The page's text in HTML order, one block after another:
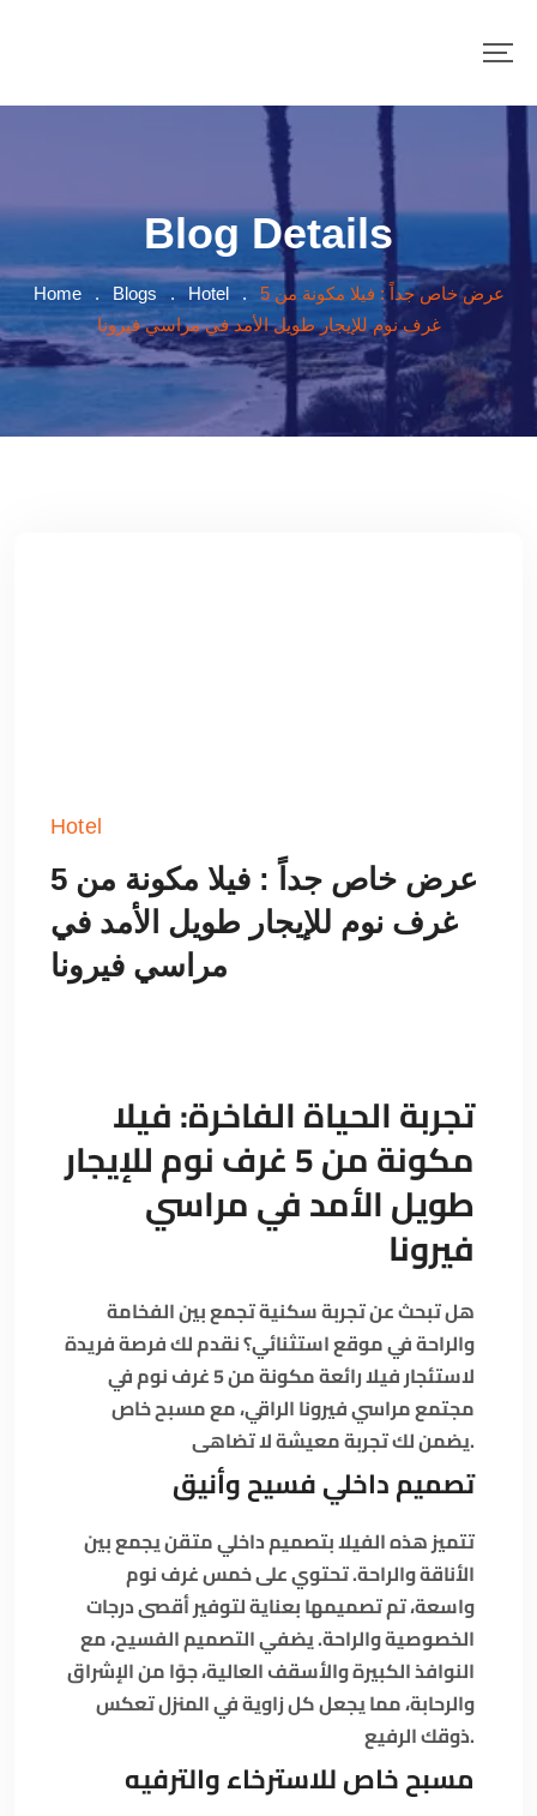
Blog Details
Home . Blogs . Hotel .
عرض خاص جداً : فيلا مكونة من 5
غرف نوم للإيجار طويل الأمد في مراسي فيرونا
Hotel
عرض خاص جداً : فيلا مكونة من 5
غرف نوم للإيجار طويل الأمد في
مراسي فيرونا
تجربة الحياة الفاخرة: فيلا
مكونة من 5 غرف نوم للإيجار
طويل الأمد في مراسي
فيرونا
هل تبحث عن تجربة سكنية تجمع بين الفخامة
والراحة في موقع استثنائي؟ نقدم لك فرصة فريدة
لاستئجار فيلا رائعة مكونة من 5 غرف نوم في
مجتمع مراسي فيرونا الراقي، مع مسبح خاص
يضمن لك تجربة معيشة لا تضاهى.
تصميم داخلي فسيح وأنيق
تتميز هذه الفيلا بتصميم داخلي متقن يجمع بين
الأناقة والراحة. تحتوي على خمس غرف نوم
واسعة، تم تصميمها بعناية لتوفير أقصى درجات
الخصوصية والراحة. يضفي التصميم الفسيح، مع
النوافذ الكبيرة والأسقف العالية، جوًا من الإشراق
والرحابة، مما يجعل كل زاوية في المنزل تعكس
ذوقك الرفيع.
مسبح خاص للاسترخاء والترفيه